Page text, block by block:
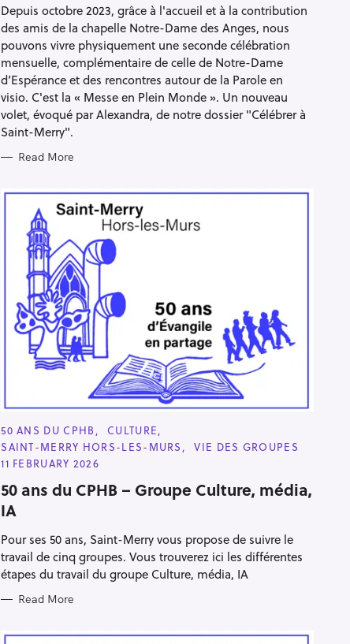
E
S
Depuis octobre 2023, grâce à l'accueil et à la contribution
des amis de la chapelle Notre-Dame des Anges, nous
pouvons vivre physiquement une seconde célébration
mensuelle, complémentaire de celle de Notre-Dame
d’Espérance et des rencontres autour de la Parole en
visio. C'est la « Messe en Plein Monde ». Un nouveau
volet, évoqué par Alexandra, de notre dossier "Célébrer à
Saint-Merry".
Read More
C
A
T
E
O
R
I
E
50 ANS DU CPHB
CULTURE
SAINT-MERRY HORS-LES-MURS
VIE DES GROUPES
11 FEBRUARY 2026
50 ans du CPHB – Groupe Culture, média,
IA
Pour ses 50 ans, Saint-Merry vous propose de suivre le
travail de cinq groupes. Vous trouverez ici les différentes
étapes du travail du groupe Culture, média, IA
Read More